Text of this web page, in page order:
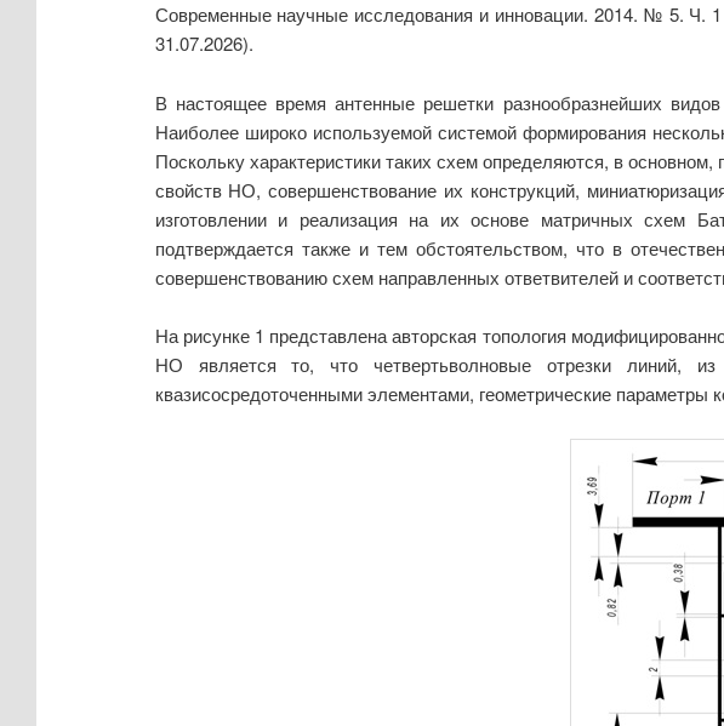
Современные научные исследования и инновации. 2014. № 5. Ч.
31.07.2026).
В настоящее время антенные решетки разнообразнейших
Наиболее широко используемой системой формирования
Поскольку характеристики таких схем определяются, в
свойств НО, совершенствование их конструкций,
изготовлении и реализация на их основе матричных схем
подтверждается также и тем обстоятельством, что в
совершенствованию схем направленных ответвителей и
На рисунке 1 представлена авторская топология
НО является то, что четвертьволновые отрезки линий,
квазисосредоточенными элементами, геометрические параметры